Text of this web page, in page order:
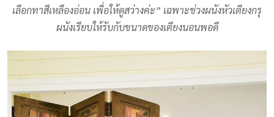
เลือกทาสีเหลืองอ่อน เพื่อให้ดูสว่างค่ะ” เฉพาะช่วงผนังหัวเตียงกรุ
ผนังเรียบให้รับกับขนาดของเตียงนอนพอดี